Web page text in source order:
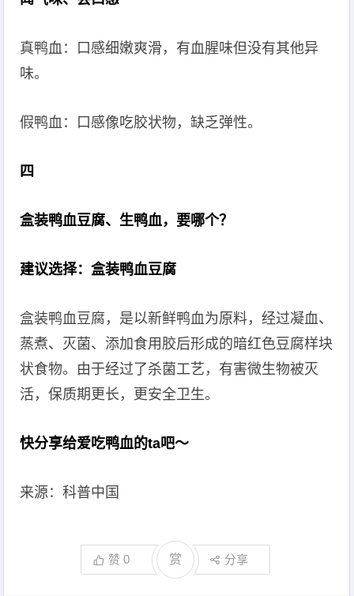
真鸭血：口感细嫩爽滑，有血腥味但没有其他异
味。
假鸭血：口感像吃胶状物，缺乏弹性。
四
盒装鸭血豆腐、生鸭血，要哪个？
建议选择：盒装鸭血豆腐
盒装鸭血豆腐，是以新鲜鸭血为原料，经过凝血、
蒸煮、灭菌、添加食用胶后形成的暗红色豆腐样块
状食物。由于经过了杀菌工艺，有害微生物被灭
活，保质期更长，更安全卫生。
快分享给爱吃鸭血的ta吧～
来源：科普中国
赞0 赏 分享